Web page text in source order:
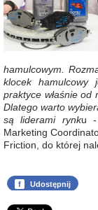
hamulcowym.
klocek hamulcowy
praktyce właśnie od
Dlatego warto
są liderami rynku -
Marketing
Friction, do której
f Udostępnij